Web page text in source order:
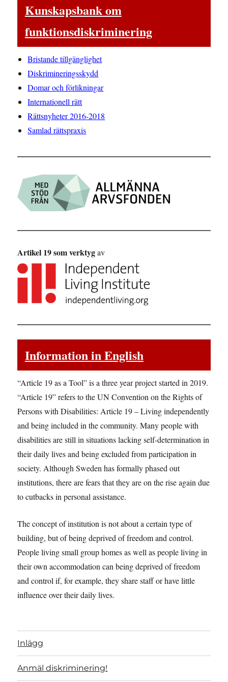
Kunskapsbank om
funktionsdiskriminering
Bristande tillgänglighet
Diskrimineringsskydd
Domar och förlikningar
Internationell rätt
Rättsnyheter 2016-2018
Samlad rättspraxis
Artikel 19 som verktygav
Information in English
“Article 19 as a Tool” is a three year project started in 2019.
“Article 19” refers to the UN Convention on the Rights of
Persons with Disabilities: Article 19 – Living independently
and being included in the community. Many people with
disabilities are still in situations lacking self-determination in
their daily lives and being excluded from participation in
society. Although Sweden has formally phased out
institutions, there are fears that they are on the rise again due
to cutbacks in personal assistance.
The concept of institution is not about a certain type of
building, but of being deprived of freedom and control.
People living small group homes as well as people living in
their own accommodation can being deprived of freedom
and control if, for example, they share staff or have little
influence over their daily lives.
Inlägg
Anmäl diskriminering!